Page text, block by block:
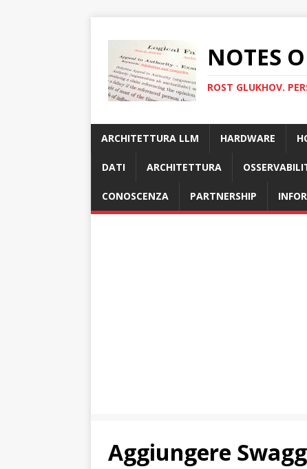
NOTES
ROST GLUKHOV.
ARCHITETTURA LLM HARDWARE
DATI ARCHITETTURA
CONOSCENZA PARTNERSHIP
Aggiungere